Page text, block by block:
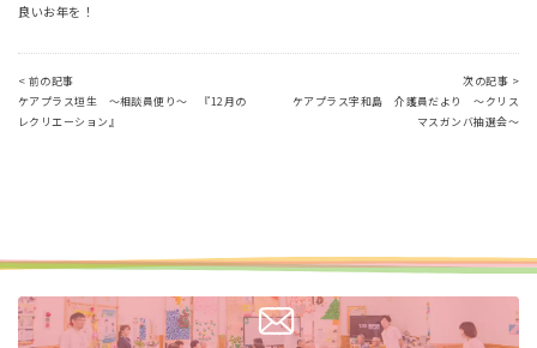
良いお年を！
< 前の記事
ケアプラス垣生 ～相談員便り～ 『12月の
レクリエーション』
次の記事 >
ケアプラス宇和島 介護員だより ～クリス
マスガンバ抽選会～